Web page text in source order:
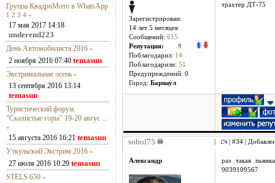
Группа КвадроМото в WhatsApp
1 2 3 4 »
17 мая 2017 14:18
underend223
День Автомобилиста 2016 »
2 ноября 2016 07:40 temasun
Экстримальная осень »
13 сентября 2016 13:14
temasun
Туристический форум
"Скалистые горы" 19-20 авгус ...
»
15 августа 2016 16:21 temasun
Уткульский Экстрим 2016 »
27 июля 2016 10:29 temasun
STELS 650 »
Зарегистрирован:
14 лет 5 месяцев
Сообщений: 615
Репутация: 9
Поблагодарил: 14
Поблагодарили: 51
Предупреждений: 0
Город: Барнаул
трахтер ДТ-75
sobol75 | #34 |
Александр
раз такая
9039109567